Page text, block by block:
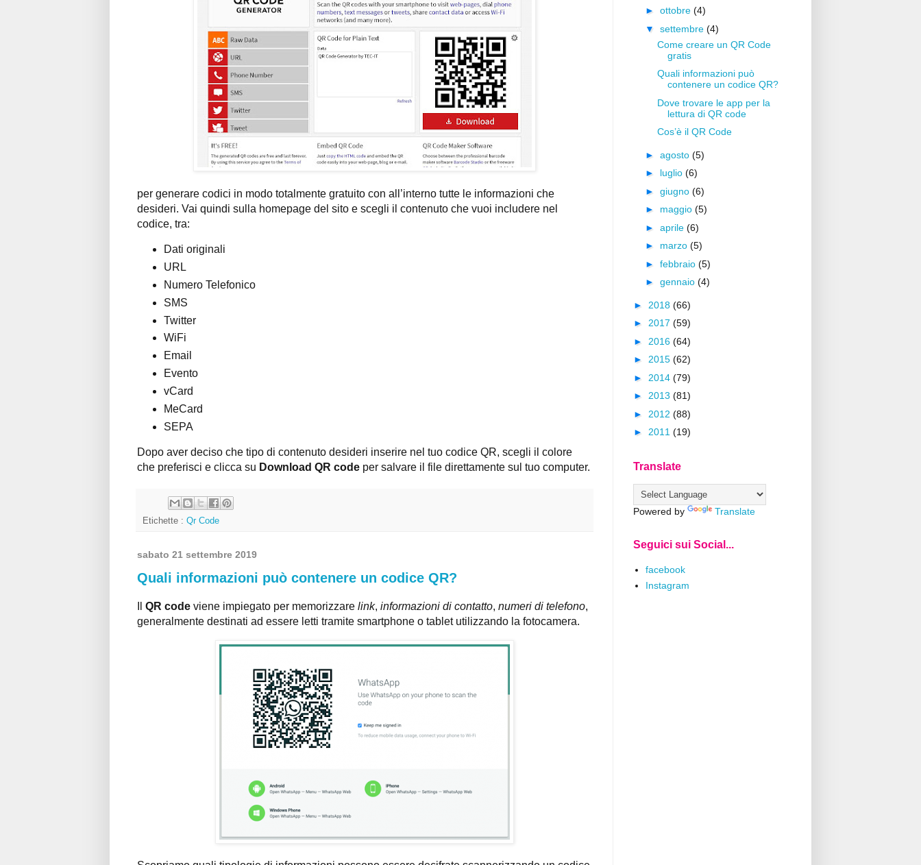
per generare codici in modo totalmente gratuito con all’interno tutte le informazioni che
desideri. Vai quindi sulla homepage del sito e scegli il contenuto che vuoi includere nel
codice, tra:
Dati originali
URL
Numero Telefonico
SMS
Twitter
WiFi
Email
Evento
vCard
MeCard
SEPA
Dopo aver deciso che tipo di contenuto desideri inserire nel tuo codice QR, scegli il colore
che preferisci e clicca su Download QR code per salvare il file direttamente sul tuo computer.
Etichette : Qr Code
sabato 21 settembre 2019
Quali informazioni può contenere un codice QR?
QR code viene impiegato per memorizzare link, informazioni di contatto, numeri di telefono,
generalmente destinati ad essere letti tramite smartphone o tablet utilizzando la fotocamera.
► ottobre (4)
▼ settembre (4)
Come creare un QR Code
gratis
Quali informazioni può
contenere un codice QR?
Dove trovare le app per la
lettura di QR code
Cos’è il QR Code
► agosto (5)
► luglio (6)
► giugno (6)
► maggio (5)
► aprile (6)
► marzo (5)
► febbraio (5)
► gennaio (4)
► 2018 (66)
► 2017 (59)
► 2016 (64)
► 2015 (62)
► 2014 (79)
► 2013 (81)
► 2012 (88)
► 2011 (19)
Translate
Powered by Translate
Seguici sui Social...
facebook
Instagram